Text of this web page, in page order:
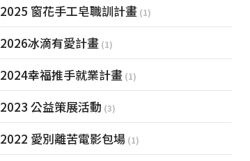
2025 窗花手工皂職訓計畫 (1)
2026冰滴有愛計畫 (1)
2024幸福推手就業計畫 (1)
2023 公益策展活動 (3)
2022 愛別離苦電影包場 (1)